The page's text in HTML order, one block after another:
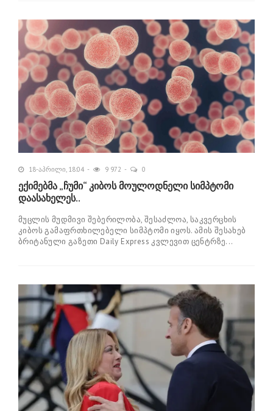
18-აპრილი, 18:04 9 972 0
ექიმებმა „ჩუმი“ კიბოს მოულოდნელი სიმპტომი
დაასახელეს..
მუცლის მუდმივი შებერილობა, შესაძლოა, საკვერცხის
კიბოს გამაფრთხილებელი სიმპტომი იყოს. ამის შესახებ
ბრიტანული გაზეთი Daily Express კვლევით ცენტრზე...